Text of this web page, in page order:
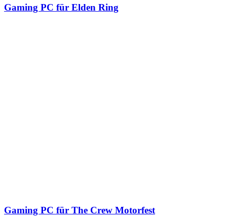
Gaming PC für Elden Ring
Gaming PC für The Crew Motorfest